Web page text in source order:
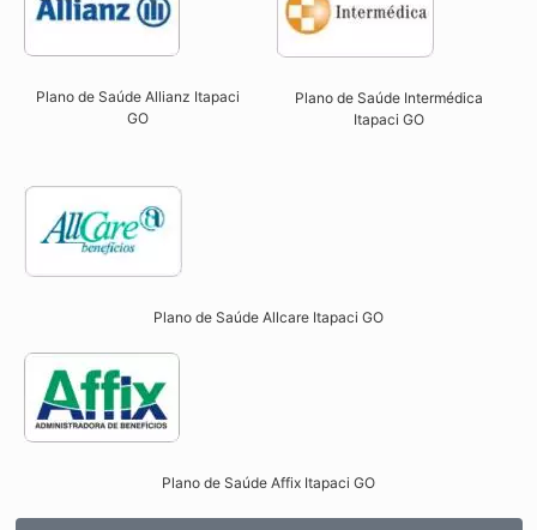
Plano de Saúde Allianz Itapaci
GO​
Plano de Saúde Intermédica
Itapaci GO​
Plano de Saúde Allcare Itapaci GO​
Plano de Saúde Affix Itapaci GO​